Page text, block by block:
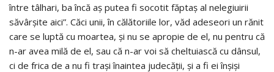
între tâlhari, ba încă aş putea fi socotit făptaş al nelegiuirii
săvârşite aici”. Căci unii, în călătoriile lor, văd adeseori un rănit
care se luptă cu moartea, şi nu se apropie de el, nu pentru că
n-ar avea milă de el, sau că n-ar voi să cheltuiască cu dânsul,
ci de frica de a nu fi traşi înaintea judecăţii, şi a fi ei înşişi